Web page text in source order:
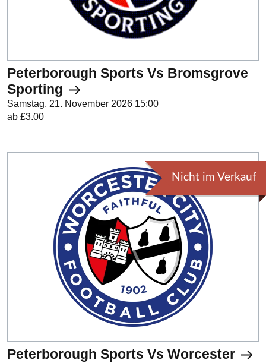
Peterborough Sports Vs Bromsgrove
Sporting
Samstag, 21. November 2026 15:00
ab £3.00
Nicht im Verkauf
Peterborough Sports Vs Worcester